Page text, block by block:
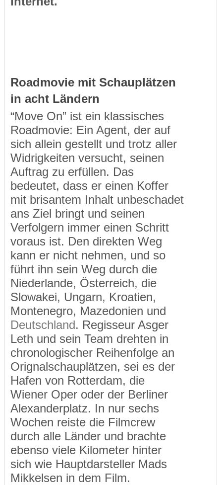
Roadmovie mit Schauplätzen
in acht Ländern
“Move On” ist ein klassisches
Roadmovie: Ein Agent, der auf
sich allein gestellt und trotz aller
Widrigkeiten versucht, seinen
Auftrag zu erfüllen. Das
bedeutet, dass er einen Koffer
mit brisantem Inhalt unbeschadet
ans Ziel bringt und seinen
Verfolgern immer einen Schritt
voraus ist. Den direkten Weg
kann er nicht nehmen, und so
führt ihn sein Weg durch die
Niederlande, Österreich, die
Slowakei, Ungarn, Kroatien,
Montenegro, Mazedonien und
Deutschland. Regisseur Asger
Leth und sein Team drehten in
chronologischer Reihenfolge an
Orignalschauplätzen, sei es der
Hafen von Rotterdam, die
Wiener Oper oder der Berliner
Alexanderplatz. In nur sechs
Wochen reiste die Filmcrew
durch alle Länder und brachte
ebenso viele Kilometer hinter
sich wie Hauptdarsteller Mads
Mikkelsen in dem Film.